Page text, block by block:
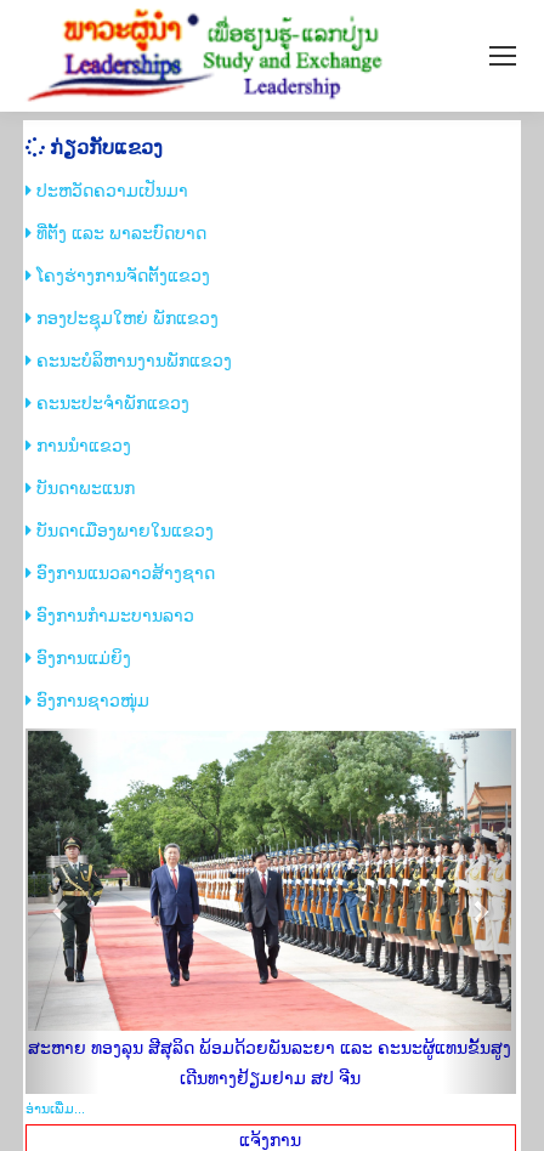
ກ່ຽວ​ກັບ​ແຂວງ
ປະຫວັດຄວາມເປັນມາ
​ທີ່ຕັ້ງ ແລະ ພາລະບົດບາດ
​ໂຄງຮ່າງການຈັດຕັ້ງແຂວງ
ກອງ​ປະ​ຊຸມ​ໃຫຍ່ ​ພັກ​ແຂວງ
ຄະ​ນະ​ບໍ​ລິ​ຫານ​ງານ​ພັກ​ແຂວງ​
ຄະ​ນະ​ປະ​ຈຳ​ພັກ​ແຂວງ
ການ​ນຳ​ແຂວງ
​ບັນດາພະແນກ
​ບັນດາເມືອງພາຍໃນແຂວງ
​ອົງການແນວລາວສ້າງຊາດ
​ອົງການກຳມະບານລາວ
​ອົງການແມ່ຍິງ
​ອົງການຊາວໜຸ່ມ
ສະຫາຍ ທອງລຸນ ສີສຸລິດ ພ້ອມດ້ວຍພັນລະຍາ ແລະ ຄະນະຜູ້ແທນຂັ້ນສູງ
ເດີນທາງຢ້ຽມ​ຢາມ ສປ ຈີນ
Previous Next
ອ່ານ​ເພີ່​ມ...
ແຈ້ງ​ການ